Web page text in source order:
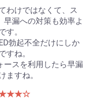
わけではなくて、ス
漏への対策も効率よ
す。
勃起不全だけにしか
すね。
ースを利用したら早漏
ますね。